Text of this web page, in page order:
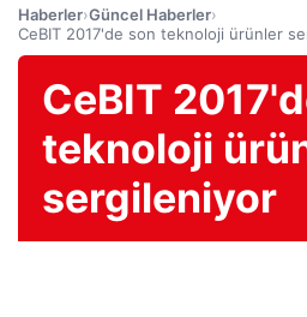
Haberler›Güncel Haberler›
CeBIT 2017'de son teknoloji ürünler
CeBIT
teknoloji
sergileniyor